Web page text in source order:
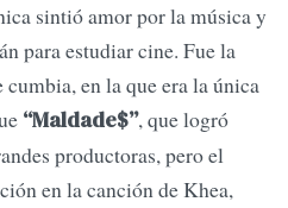
sintió amor por la música y
para estudiar cine. Fue la
en la que era la única
“Maldade$”, que logró
productoras, pero el
en la canción de Khea,